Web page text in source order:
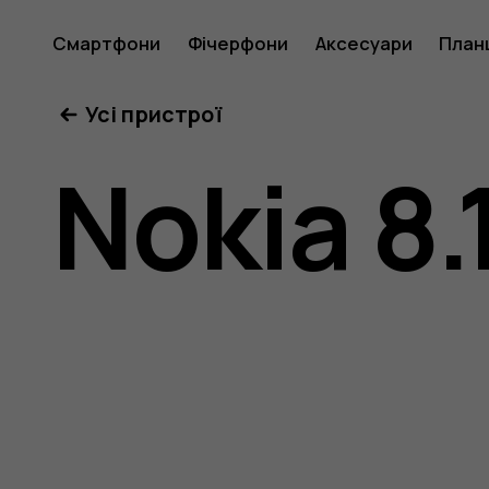
Nokia
Смартфони Фічерфони Аксесуари
Усі пристрої
Nokia